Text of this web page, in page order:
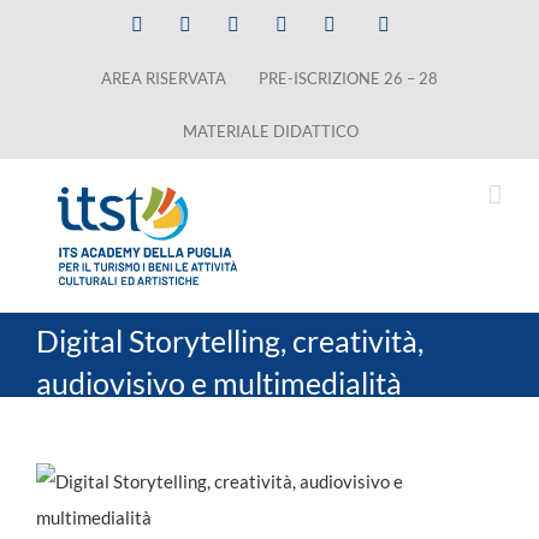
Facebook LinkedInInstagramYouTube
AREA RISERVATA PRE-ISCRIZIONE 26 – 28
MATERIALE DIDATTICO
Digital Storytelling, creatività,
audiovisivo e multimedialità